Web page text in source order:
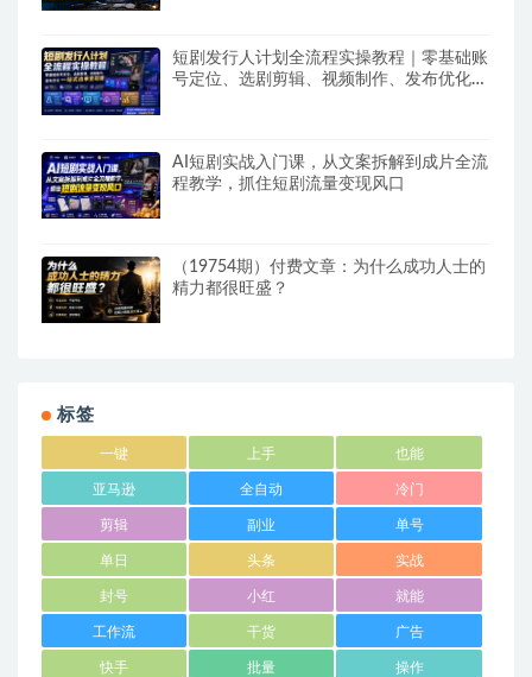
短剧发行人计划全流程实操教程｜零基础账
号定位、选剧剪辑、视频制作、发布优化一
AI短剧实战入门课，从文案拆解到成片全流
程教学，抓住短剧流量变现风口
（19754期）付费文章：为什么成功人士的
精力都很旺盛？
标签
一键 上手 也能
亚马逊 全自动 冷门
剪辑 副业 单号
单日 头条 实战
封号 小红 就能
工作流 干货 广告
快手 批量 操作